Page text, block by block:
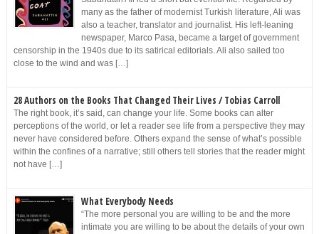
many as the father of modernist Turkish literature, Ali was
also a teacher, translator and journalist. His left-leaning
newspaper, Marco Pasa, became a target of government
censorship in the 1940s due to its satirical editorials. Ali also sailed too
close to the wind and was […]
28 Authors on the Books That Changed Their Lives / Tobias Carroll
The right book, it’s said, can change your life. Some books can alter
perceptions of the world, or let a reader see life from a perspective they may
never have considered before. Others expand the sense of what’s possible
within the confines of a narrative; still others tell stories that the reader might
not have […]
What Everybody Needs
“The more personal you are willing to be and the more
intimate you are willing to be about the details of your own